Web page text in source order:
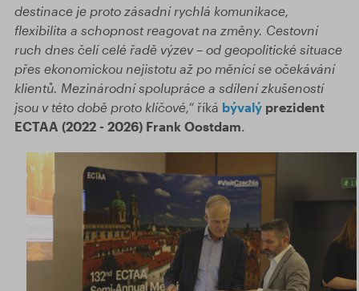
destinace je proto zásadní rychlá komunikace,
flexibilita a schopnost reagovat na změny. Cestovní
ruch dnes čelí celé řadě výzev – od geopolitické situace
přes ekonomickou nejistotu až po měnící se očekávání
klientů. Mezinárodní spolupráce a sdílení zkušeností
jsou v této době proto klíčové,“ říká bývalý prezident
ECTAA (2022 - 2026) Frank Oostdam.